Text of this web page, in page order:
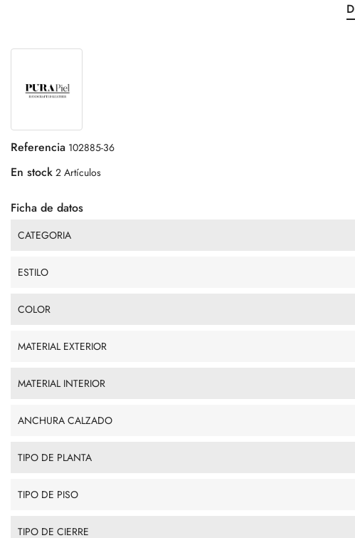
Referencia 102885-36
En stock 2 Artículos
Ficha de datos
CATEGORIA
ESTILO
COLOR
MATERIAL EXTERIOR
MATERIAL INTERIOR
ANCHURA CALZADO
TIPO DE PLANTA
TIPO DE PISO
TIPO DE CIERRE